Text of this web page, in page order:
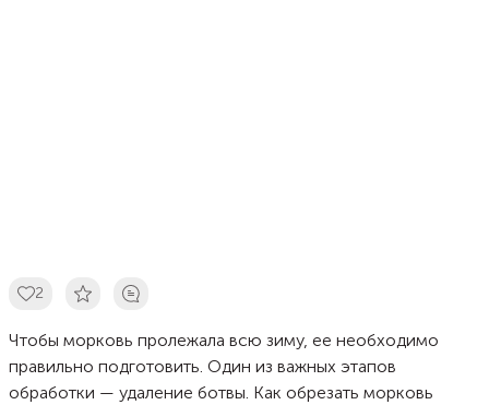
2
Чтобы морковь пролежала всю зиму, ее необходимо
правильно подготовить. Один из важных этапов
обработки — удаление ботвы. Как обрезать морковь